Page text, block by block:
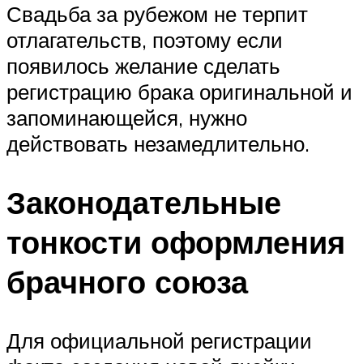
Свадьба за рубежом не терпит
отлагательств, поэтому если
появилось желание сделать
регистрацию брака оригинальной и
запоминающейся, нужно
действовать незамедлительно.
Законодательные
тонкости оформления
брачного союза
Для официальной регистрации